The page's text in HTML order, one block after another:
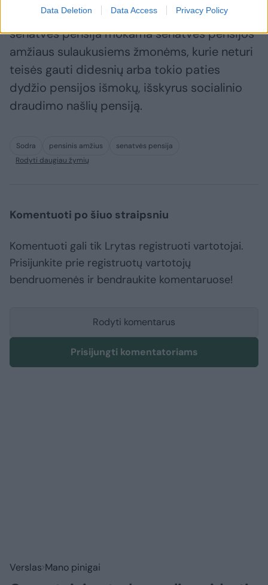
Data Deletion Data Access Privacy Policy
šalpos senatvės pensijos skyrimo. Šalpos
senatvės pensija mokama senatvės pensijos
amžiaus sulaukusiems žmonėms, kurie neturi
teisės gauti didesnių arba tokio paties
dydžio pensijos išmokų, išskyrus socialinio
draudimo našlių pensiją.
Sodra pensinis amžius
senatvės pensija
Rodyti daugiau žymių
Komentuoti po šiuo straipsniu
Komentuoti gali tik Lrytas registruoti vartotojai.
Prisijunkite prie registruotų vartotojų
bendruomenės ir bendraukite komentaruose!
Rodyti komentarus
Prisijungti komentatoriams
Verslas Mano pinigai